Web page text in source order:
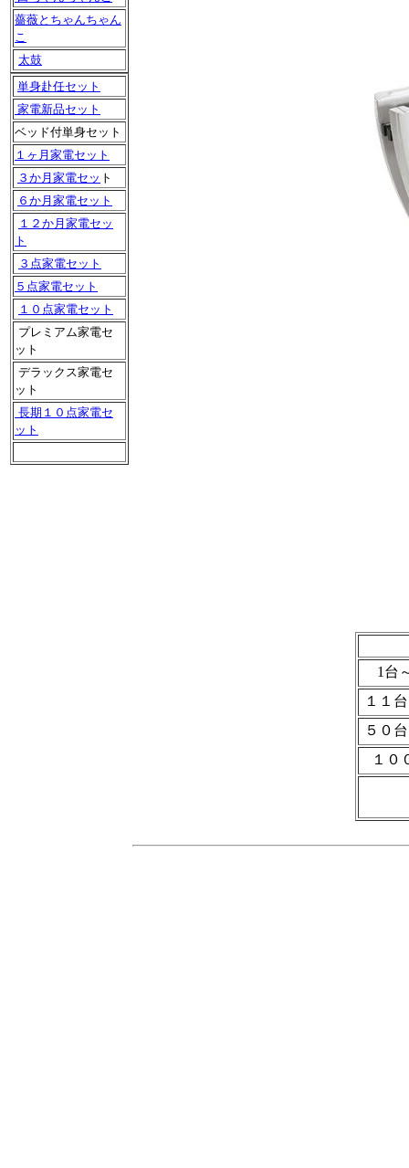
薔薇とちゃんちゃん
こ
太鼓
単身赴任セット
家電新品セット
ベッド付単身セット
１ヶ月家電セット
３か月家電セッ ト
６か月家電セット
１２か月家電セッ
ト
３点家電セット
５点家電セット
１０点家電セット
プレミアム家電セ
ット
デラックス家電セ
ット
長期１０点家電セ
ット
1台
１１
５０
１０